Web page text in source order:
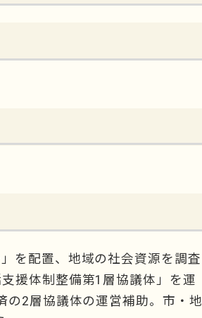
を配置、地域の社会資源を調査
援体制整備第1層協議体」を運
の2層協議体の運営補助。市・地